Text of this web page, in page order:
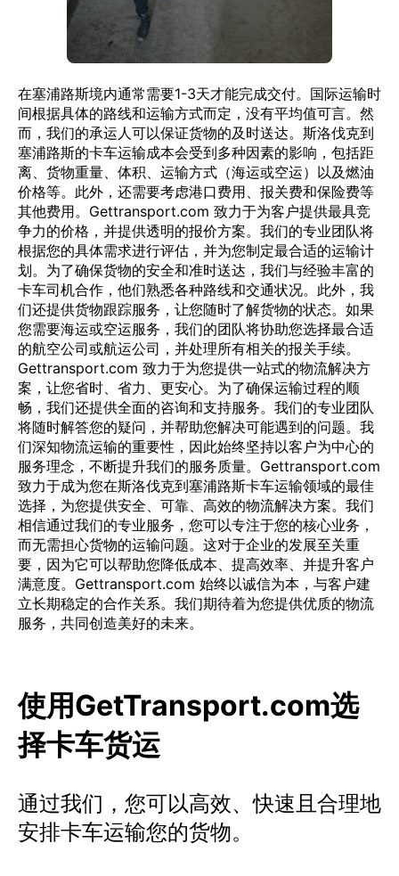
在塞浦路斯境内通常需要1-3天才能完成交付。国际运输时
间根据具体的路线和运输方式而定，没有平均值可言。然
而，我们的承运人可以保证货物的及时送达。斯洛伐克到
塞浦路斯的卡车运输成本会受到多种因素的影响，包括距
离、货物重量、体积、运输方式（海运或空运）以及燃油
价格等。此外，还需要考虑港口费用、报关费和保险费等
其他费用。Gettransport.com 致力于为客户提供最具竞
争力的价格，并提供透明的报价方案。我们的专业团队将
根据您的具体需求进行评估，并为您制定最合适的运输计
划。为了确保货物的安全和准时送达，我们与经验丰富的
卡车司机合作，他们熟悉各种路线和交通状况。此外，我
们还提供货物跟踪服务，让您随时了解货物的状态。如果
您需要海运或空运服务，我们的团队将协助您选择最合适
的航空公司或航运公司，并处理所有相关的报关手续。
Gettransport.com 致力于为您提供一站式的物流解决方
案，让您省时、省力、更安心。为了确保运输过程的顺
畅，我们还提供全面的咨询和支持服务。我们的专业团队
将随时解答您的疑问，并帮助您解决可能遇到的问题。我
们深知物流运输的重要性，因此始终坚持以客户为中心的
服务理念，不断提升我们的服务质量。Gettransport.com
致力于成为您在斯洛伐克到塞浦路斯卡车运输领域的最佳
选择，为您提供安全、可靠、高效的物流解决方案。我们
相信通过我们的专业服务，您可以专注于您的核心业务，
而无需担心货物的运输问题。这对于企业的发展至关重
要，因为它可以帮助您降低成本、提高效率、并提升客户
满意度。Gettransport.com 始终以诚信为本，与客户建
立长期稳定的合作关系。我们期待着为您提供优质的物流
服务，共同创造美好的未来。
使用GetTransport.com选
择卡车货运
通过我们，您可以高效、快速且合理地
安排卡车运输您的货物。